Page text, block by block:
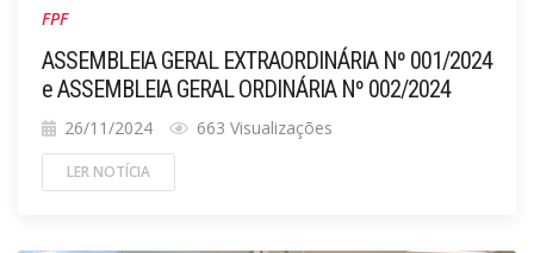
FPF
ASSEMBLEIA GERAL EXTRAORDINÁRIA Nº 001/2024
e ASSEMBLEIA GERAL ORDINÁRIA Nº 002/2024
26/11/2024 663 Visualizações
LER NOTÍCIA